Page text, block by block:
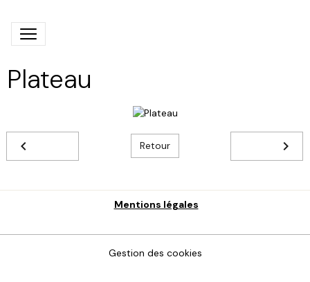
Plateau
Retour
Mentions légales
Gestion des cookies